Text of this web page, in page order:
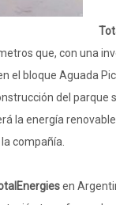
que, con una
el bloque Aguada
del parque
la energía
compañía.
en